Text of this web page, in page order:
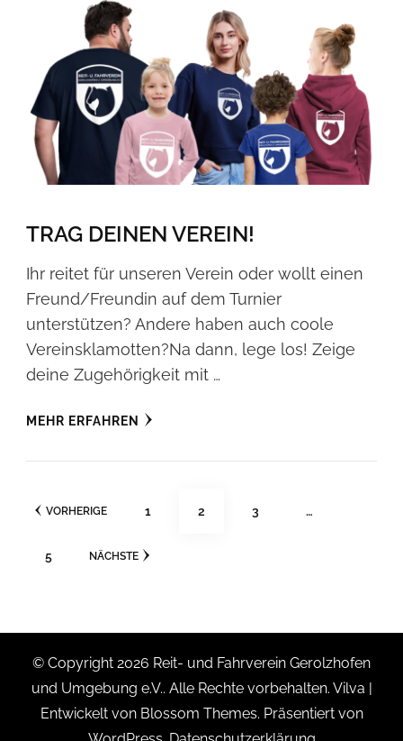
TRAG DEINEN VEREIN!
Ihr reitet für unseren Verein oder wollt einen
Freund/Freundin auf dem Turnier
unterstützen? Andere haben auch coole
Vereinsklamotten?Na dann, lege los! Zeige
deine Zugehörigkeit mit …
MEHR ERFAHREN
Seitennummerierung
Beiträge
VORHERIGE SEITE
1 SEITE
2 SEITE
3 …
SEITE
5 NÄCHSTE
© Copyright 2026 Reit- und Fahrverein Gerolzhofen
und Umgebung e.V.. Alle Rechte vorbehalten. Vilva |
Entwickelt von Blossom Themes. Präsentiert von